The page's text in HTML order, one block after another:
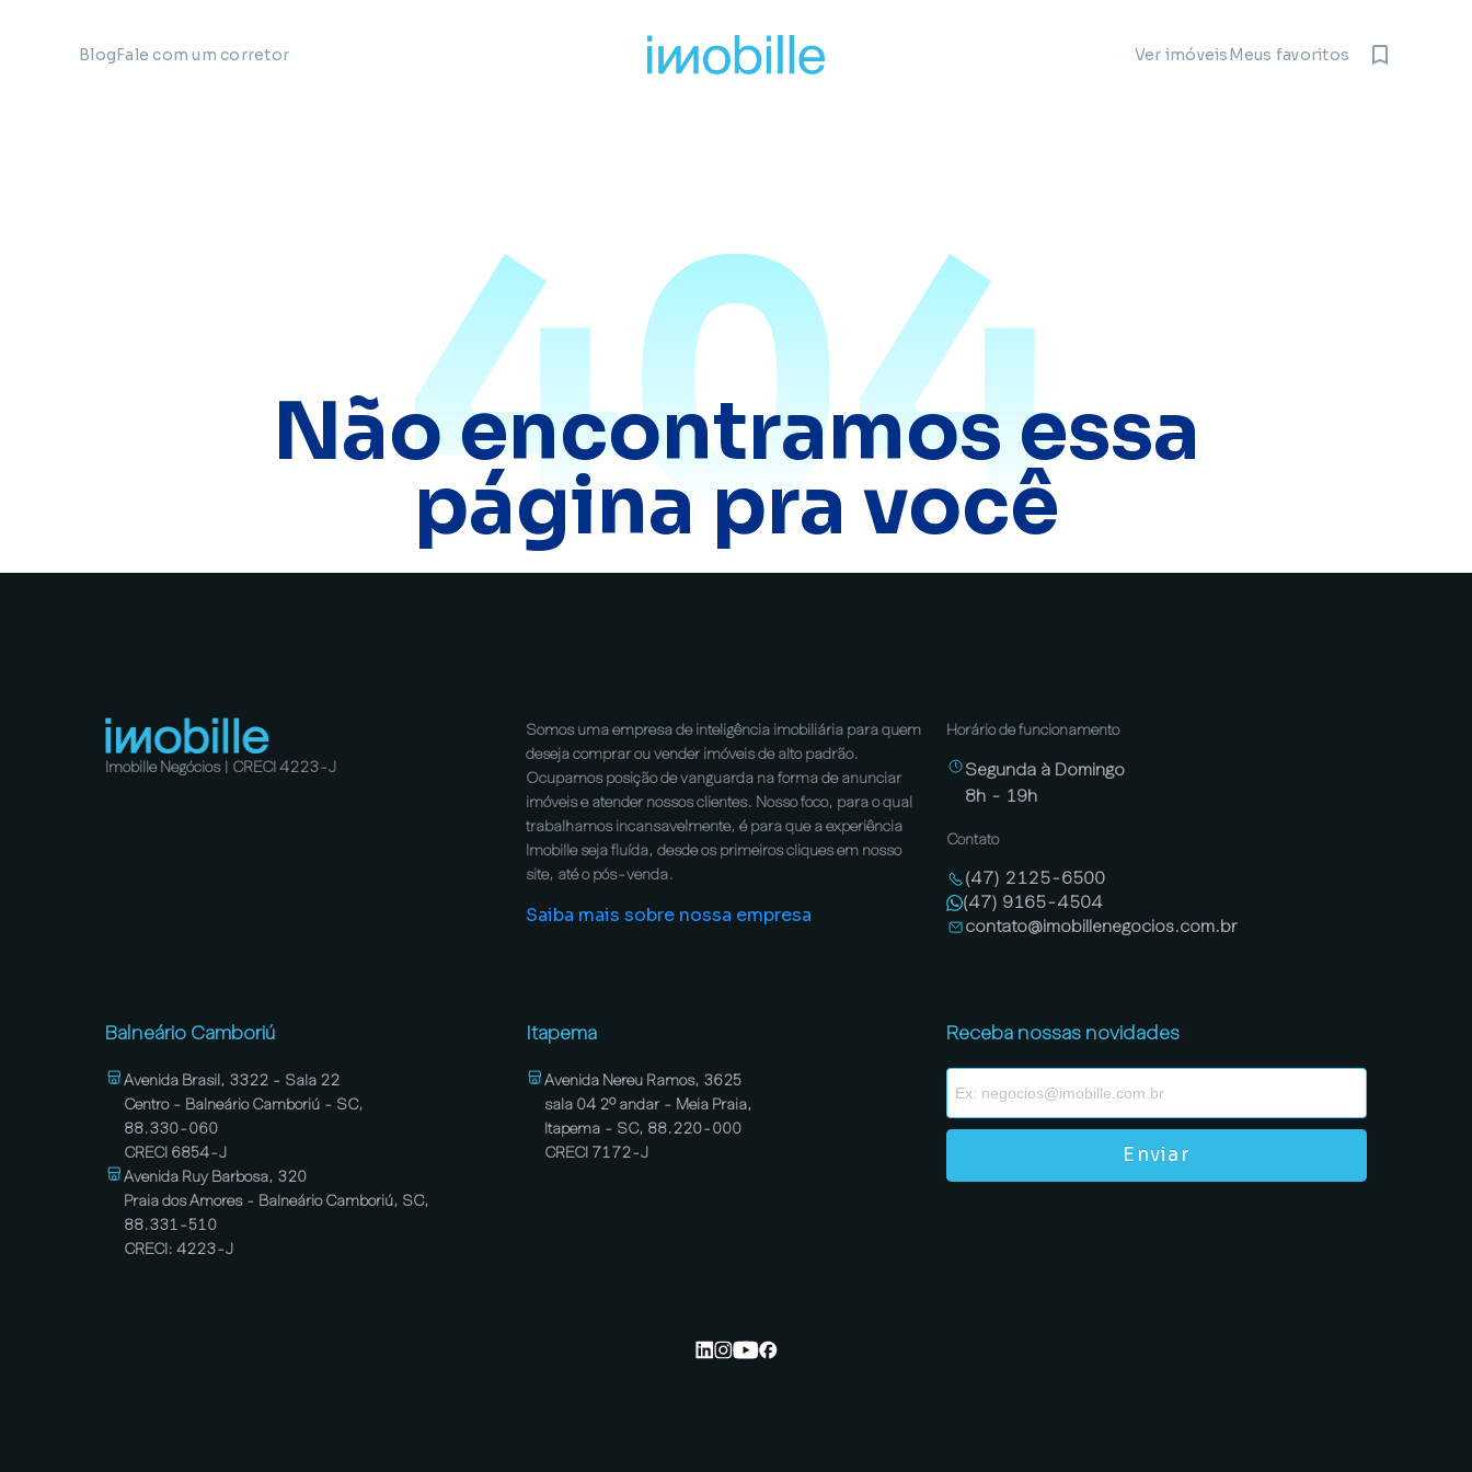
BlogFale com um corretor Ver imóveisMeus favoritos
404
Não encontramos essa
página pra você
Imobille Negócios | CRECI 4223-J
Somos uma empresa de inteligência imobiliária para quem
deseja comprar ou vender imóveis de alto padrão.
Ocupamos posição de vanguarda na forma de anunciar
imóveis e atender nossos clientes. Nosso foco, para o qual
trabalhamos incansavelmente, é para que a experiência
Imobille seja fluída, desde os primeiros cliques em nosso
site, até o pós-venda.
Saiba mais sobre nossa empresa
Horário de funcionamento
Segunda à Domingo
8h - 19h
Contato
(47) 2125-6500
(47) 9165-4504
contato@imobillenegocios.com.br
Balneário Camboriú
Avenida Brasil, 3322 - Sala 22
Centro - Balneário Camboriú - SC,
88.330-060
CRECI 6854-J
Avenida Ruy Barbosa, 320
Praia dos Amores - Balneário Camboriú, SC,
88.331-510
CRECI: 4223-J
Itapema
Avenida Nereu Ramos, 3625
sala 04 2º andar - Meia Praia,
Itapema - SC, 88.220-000
CRECI 7172-J
Receba nossas novidades
Enviar